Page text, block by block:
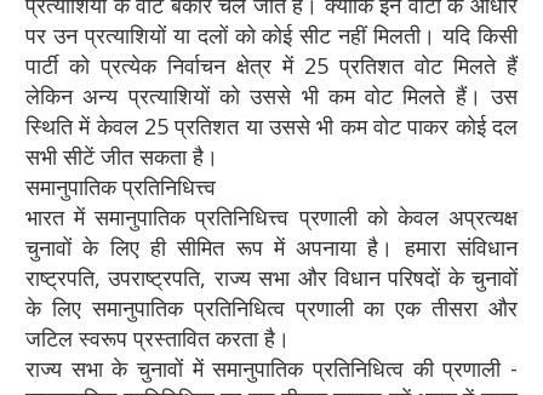
पर उन प्रत्याशियों या दलों को कोई सीट नहीं मिलती। यदि किसी
पार्टी को प्रत्येक निर्वाचन क्षेत्र में 25 प्रतिशत वोट मिलते हैं
लेकिन अन्य प्रत्याशियों को उससे भी कम वोट मिलते हैं। उस
स्थिति में केवल 25 प्रतिशत या उससे भी कम वोट पाकर कोई दल
सभी सीटें जीत सकता है।
समानुपातिक प्रतिनिधित्त्व
भारत में समानुपातिक प्रतिनिधित्त्व प्रणाली को केवल अप्रत्यक्ष
चुनावों के लिए ही सीमित रूप में अपनाया है। हमारा संविधान
राष्ट्रपति, उपराष्ट्रपति, राज्य सभा और विधान परिषदों के चुनावों
के लिए समानुपातिक प्रतिनिधित्व प्रणाली का एक तीसरा और
जटिल स्वरूप प्रस्तावित करता है।
राज्य सभा के चुनावों में समानुपातिक प्रतिनिधित्व की प्रणाली -